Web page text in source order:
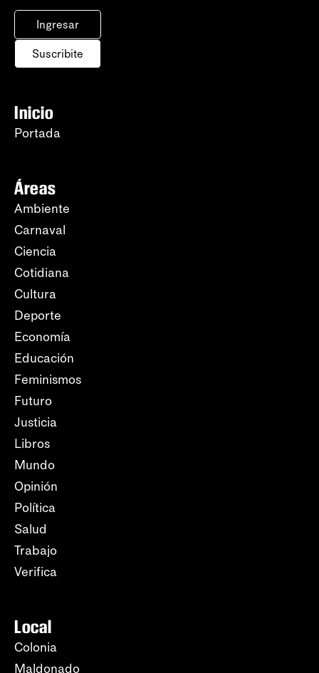
Ingresar
Suscribite
Inicio
Portada
Áreas
Ambiente
Carnaval
Ciencia
Cotidiana
Cultura
Deporte
Economía
Educación
Feminismos
Futuro
Justicia
Libros
Mundo
Opinión
Política
Salud
Trabajo
Verifica
Local
Colonia
Maldonado